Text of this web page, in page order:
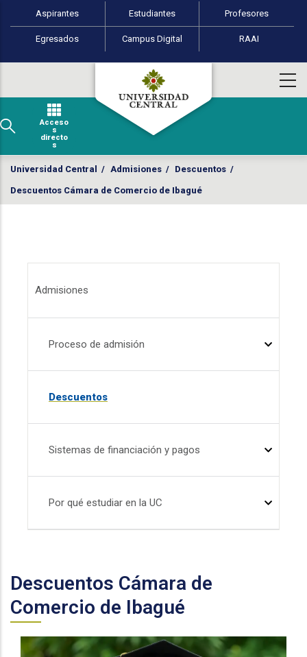
Pasar al contenido principal
Perfiles de usuario
Aspirantes Estudiantes Profesores
Egresados Campus Digital RAAI
Acceso
s
directo
s
Universidad Central / Admisiones / Descuentos /
Descuentos Cámara de Comercio de Ibagué
Admisiones
Proceso de admisión
Descuentos
Sistemas de financiación y pagos
Por qué estudiar en la UC
Descuentos Cámara de
Comercio de Ibagué